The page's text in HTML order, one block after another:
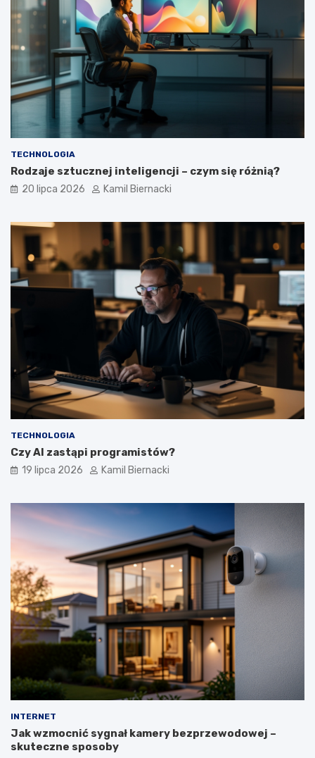
TECHNOLOGIA
Rodzaje sztucznej inteligencji – czym się różnią?
20 lipca 2026 Kamil Biernacki
TECHNOLOGIA
Czy AI zastąpi programistów?
19 lipca 2026 Kamil Biernacki
INTERNET
Jak wzmocnić sygnał kamery bezprzewodowej –
skuteczne sposoby